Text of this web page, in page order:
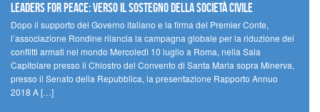
Leaders for peace: verso il sostegno della società civile
Dopo il supporto del Governo italiano e la firma del Premier Conte,
l’associazione Rondine rilancia la campagna globale per la riduzione dei
conflitti armati nel mondo Mercoledì 10 luglio a Roma, nella Sala
Capitolare presso il Chiostro del Convento di Santa Maria sopra Minerva,
presso il Senato della Repubblica, la presentazione Rapporto Annuo
2018 A […]